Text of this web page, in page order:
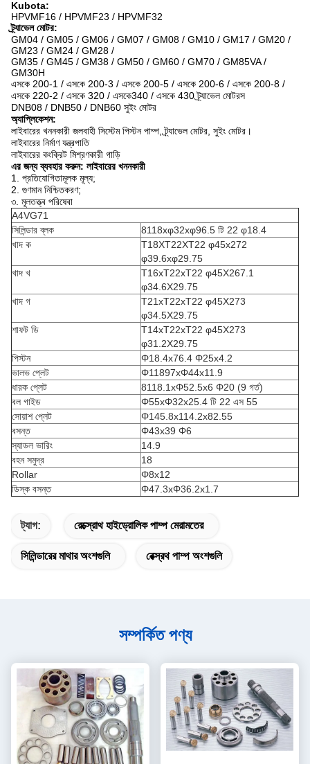
Kubota:
HPVMF16 / HPVMF23 / HPVMF32
ট্র্যাভেল মোটর:
GM04 / GM05 / GM06 / GM07 / GM08 / GM10 / GM17 / GM20 /
GM23 / GM24 / GM28 /
GM35 / GM45 / GM38 / GM50 / GM60 / GM70 / GM85VA /
GM30H
এসকে 200-1 / এসকে 200-3 / এসকে 200-5 / এসকে 200-6 / এসকে 200-8 /
এসকে 220-2 / এসকে 320 / এসকে340 / এসকে 430 ট্র্যাভেল মোটরস
DNB08 / DNB50 / DNB60 সুইং মোটর
অ্যাপ্লিকেশন:
লাইবারের খননকারী জলবাহী সিস্টেম পিস্টন পাম্প, ট্র্যাভেল মোটর, সুইং মোটর।
লাইবারের নির্মাণ যন্ত্রপাতি
লাইবারের কংক্রিট মিশ্রণকারী গাড়ি
এর জন্য ব্যবহার করুন: লাইবারের খননকারী
1. প্রতিযোগিতামূলক মূল্য;
2. গুণমান নিশ্চিতকরণ;
৩. মূলতত্ত্ব পরিষেবা
A4VG71
সিলিন্ডার ব্লক
8118xφ32xφ96.5 টি 22 φ18.4
খাদ ক
T18XT22XT22 φ45x272
φ39.6xφ29.75
খাদ খ
T16xT22xT22 φ45X267.1
φ34.6X29.75
খাদ গ
T21xT22xT22 φ45X273
φ34.5X29.75
শাফট ডি
T14xT22xT22 φ45X273
φ31.2X29.75
পিস্টন
Φ18.4x76.4 Φ25x4.2
ভালভ প্লেট
Φ11897xΦ44x11.9
ধারক প্লেট
8118.1xΦ52.5x6 Φ20 (9 গর্ত)
বল গাইড
Φ55xΦ32x25.4 টি 22 এস 55
সোয়াশ প্লেট
Φ145.8x114.2x82.55
বসন্ত
Φ43x39 Φ6
স্যাডল ভারিং
14.9
বহন সমুদ্র
18
Rollar
Φ8x12
ডিস্ক বসন্ত
Φ47.3xΦ36.2x1.7
ট্যাগ: রেক্স্রোথ হাইড্রোলিক পাম্প মেরামতের
সিলিন্ডারের মাথার অংশগুলি রেক্স্রথ পাম্প অংশগুলি
সম্পর্কিত পণ্য